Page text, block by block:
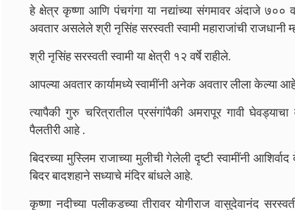
हे क्षेत्र कृष्णा आणि पंचगंगा या नद्यांच्या संगमावर अंदाजे ७००
अवतार असलेले श्री नृसिंह सरस्वती स्वामी महाराजांची
श्री नृसिंह सरस्वती स्वामी या क्षेत्री १२ वर्षे राहीले.
आपल्या अवतार कार्यामध्ये स्वामींनी अनेक अवतार लीला केल्या
त्यापैकी गुरु चरित्रातील प्रसंगांपैकी अमरापूर गावी
पैलतीरी आहे .
बिदरच्या मुस्लिम राजाच्या मुलीची गेलेली दृष्टी स्वामींनी
बिदर बादशहाने सध्याचे मंदिर बांधले आहे.
कृष्णा नदीच्या पलीकडच्या तीरावर योगीराज वासुदेवानंद